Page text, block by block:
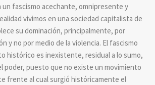
un fascismo acechante, omnipresente y
vivimos en una sociedad capitalista de
su dominación, principalmente, por
y no por medio de la violencia. El fascismo
histórico es inexistente, residual a lo sumo,
poder, puesto que no existe un movimiento
frente al cual surgió históricamente el